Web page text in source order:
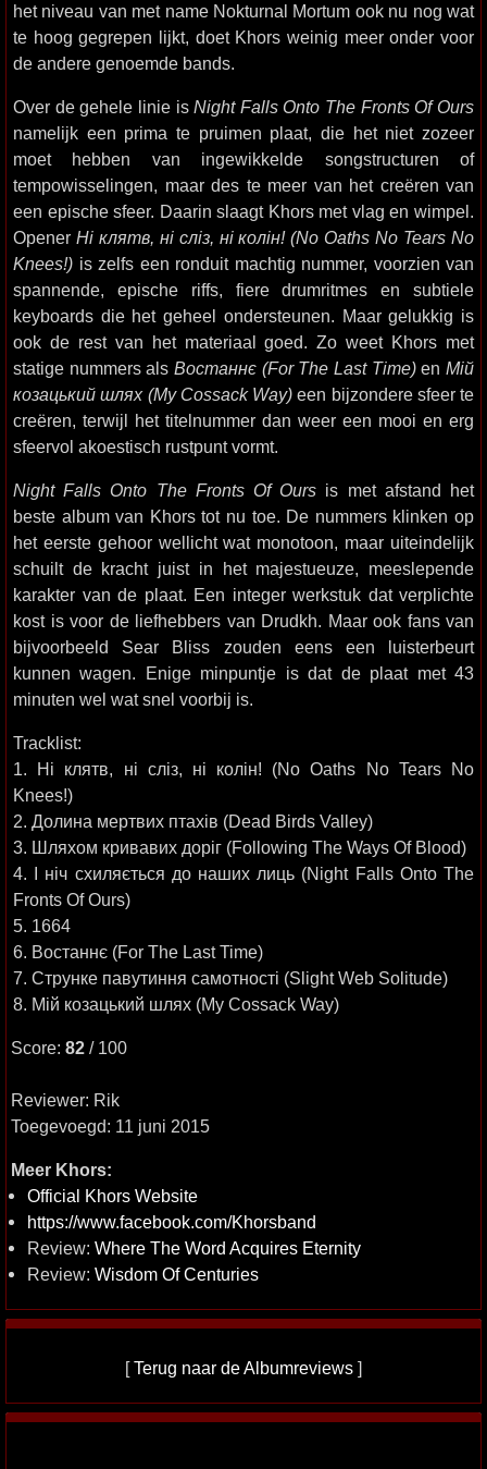
het niveau van met name Nokturnal Mortum ook nu nog wat
te hoog gegrepen lijkt, doet Khors weinig meer onder voor
de andere genoemde bands.
Over de gehele linie isNight Falls Onto The Fronts Of Ours
namelijk een prima te pruimen plaat, die het niet zozeer
moet hebben van ingewikkelde songstructuren of
tempowisselingen, maar des te meer van het creëren van
een epische sfeer. Daarin slaagt Khors met vlag en wimpel.
Opener Ні клятв, ні сліз, ні колін! (No Oaths No Tears No
Knees!) is zelfs een ronduit machtig nummer, voorzien van
spannende, epische riffs, fiere drumritmes en subtiele
keyboards die het geheel ondersteunen. Maar gelukkig is
ook de rest van het materiaal goed. Zo weet Khors met
statige nummers als Востаннє (For The Last Time)enМій
козацький шлях (My Cossack Way) een bijzondere sfeer te
creëren, terwijl het titelnummer dan weer een mooi en erg
sfeervol akoestisch rustpunt vormt.
Night Falls Onto The Fronts Of Ours is met afstand het
beste album van Khors tot nu toe. De nummers klinken op
het eerste gehoor wellicht wat monotoon, maar uiteindelijk
schuilt de kracht juist in het majestueuze, meeslepende
karakter van de plaat. Een integer werkstuk dat verplichte
kost is voor de liefhebbers van Drudkh. Maar ook fans van
bijvoorbeeld Sear Bliss zouden eens een luisterbeurt
kunnen wagen. Enige minpuntje is dat de plaat met 43
minuten wel wat snel voorbij is.
Tracklist:
1. Ні клятв, ні сліз, ні колін! (No Oaths No Tears No
Knees!)
2. Долина мертвих птахів (Dead Birds Valley)
3. Шляхом кривавих доріг (Following The Ways Of Blood)
4. І ніч схиляється до наших лиць (Night Falls Onto The
Fronts Of Ours)
5. 1664
6. Востаннє (For The Last Time)
7. Струнке павутиння самотності (Slight Web Solitude)
8. Мій козацький шлях (My Cossack Way)
Score: 82 / 100
Reviewer: Rik
Toegevoegd: 11 juni 2015
Meer Khors:
Official Khors Website
https://www.facebook.com/Khorsband
Review: Where The Word Acquires Eternity
Review: Wisdom Of Centuries
[Terug naar de Albumreviews ]